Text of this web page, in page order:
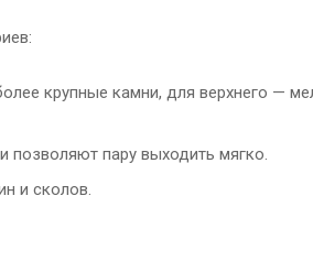
крупные камни, для верхнего —
позволяют пару выходить мягко.
и сколов.